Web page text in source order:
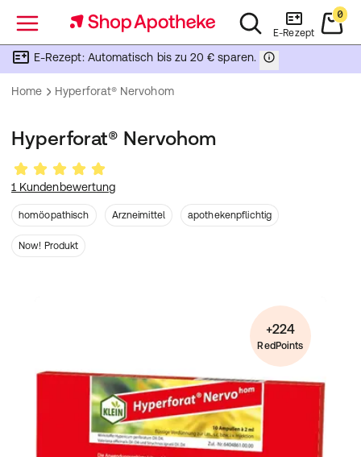
Menü E-Rezept
0
E-Rezept: Automatisch bis zu 20 € sparen.
Home Hyperforat® Nervohom
Hyperforat® Nervohom
1 Kundenbewertung
homöopathisch Arzneimittel apothekenpflichtig
Now! Produkt
+224
RedPoints